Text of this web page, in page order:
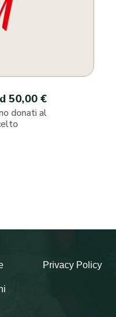
50,00 €
donati al
Privacy Policy